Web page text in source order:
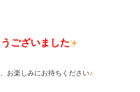
ございました
お楽しみにお待ちください♪